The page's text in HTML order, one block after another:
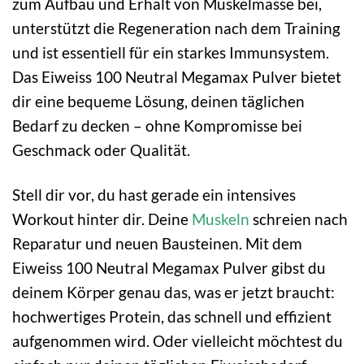
zum Aufbau und Erhalt von Muskelmasse bei,
unterstützt die Regeneration nach dem Training
und ist essentiell für ein starkes Immunsystem.
Das Eiweiss 100 Neutral Megamax Pulver bietet
dir eine bequeme Lösung, deinen täglichen
Bedarf zu decken – ohne Kompromisse bei
Geschmack oder Qualität.
Stell dir vor, du hast gerade ein intensives
Workout hinter dir. Deine Muskeln schreien nach
Reparatur und neuen Bausteinen. Mit dem
Eiweiss 100 Neutral Megamax Pulver gibst du
deinem Körper genau das, was er jetzt braucht:
hochwertiges Protein, das schnell und effizient
aufgenommen wird. Oder vielleicht möchtest du